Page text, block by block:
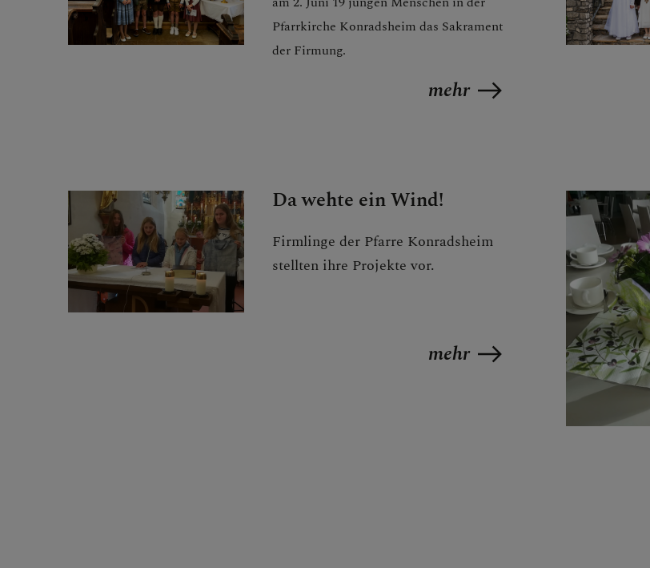
PFARRBRIEFE
TEAM
GESCHICHTE DER PFARRE
Pfarrkirche Konradsheim das Sakrament
der Firmung.
mehr
Da wehte ein Wind!
Firmlinge der Pfarre Konradsheim
stellten ihre Projekte vor.
mehr